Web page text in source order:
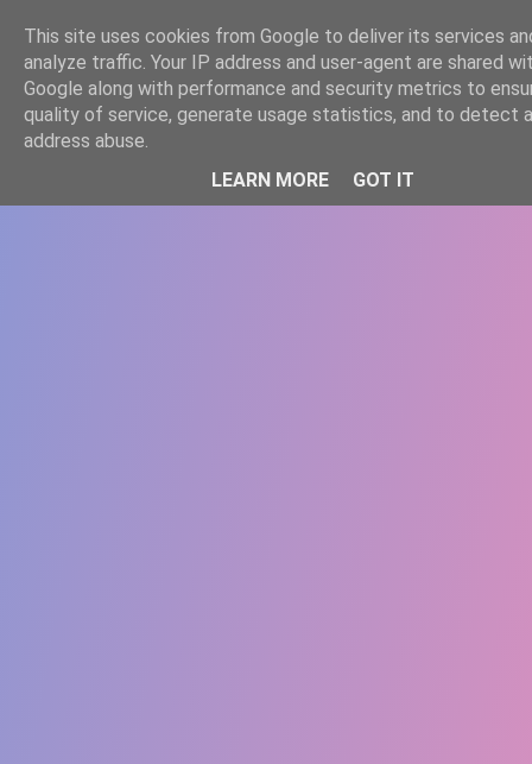
WWW.GAZISTI.RO
This site uses cookies from Google to deliver its services
analyze traffic. Your IP address and user-agent are shared
Google along with performance and security metrics to
quality of service, generate usage statistics, and to detect
address abuse.
LEARN MORE
GOT IT